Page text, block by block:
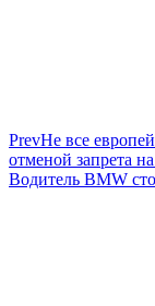
PrevНе все
отменой запрета
Водитель BMW